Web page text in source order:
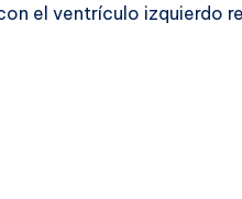
el ventrículo izquierdo